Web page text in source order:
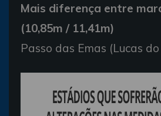
Mais diferença entre
(10,85m / 11,41m)
Passo das Emas (Lucas